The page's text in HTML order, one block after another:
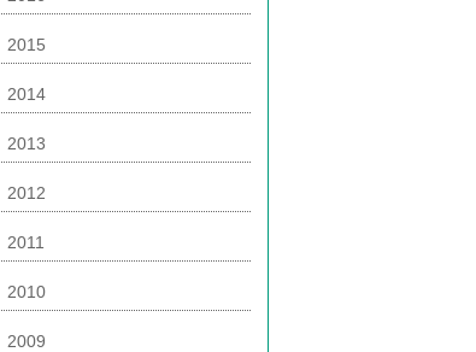
2015
2014
2013
2012
2011
2010
2009